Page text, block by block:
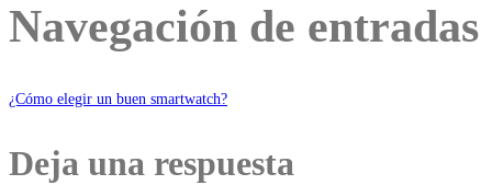
Navegación de entradas
¿Cómo elegir un buen smartwatch?
Deja una respuesta